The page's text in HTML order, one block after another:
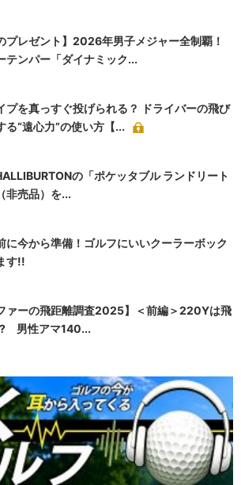
プレゼント】2026年男子メジャー全制覇！
テンパー「ダイナミック...
プを真っすぐ投げられる？ ドライバーの飛び
る“遠心力”の使い方【...
の「ポケッタブル ランドリート
非売品）を...
に今から準備！ゴルフにいいクーラーボック
す!!
ァーの飛距離調査2025】＜前編＞220Yは飛
男性アマ140...